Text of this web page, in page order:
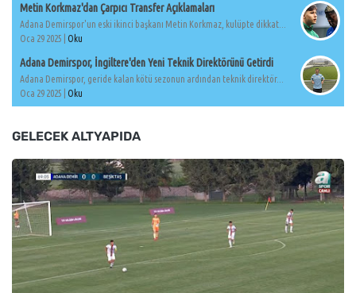
Metin Korkmaz'dan Çarpıcı Transfer Açıklamaları
Adana Demirspor'un eski ikinci başkanı Metin Korkmaz, kulüpte dikkat...
Oca 29 2025 | Oku
Adana Demirspor, İngiltere'den Yeni Teknik Direktörünü Getirdi
Adana Demirspor, geride kalan kötü sezonun ardından teknik direktör...
Oca 29 2025 | Oku
GELECEK ALTYAPIDA